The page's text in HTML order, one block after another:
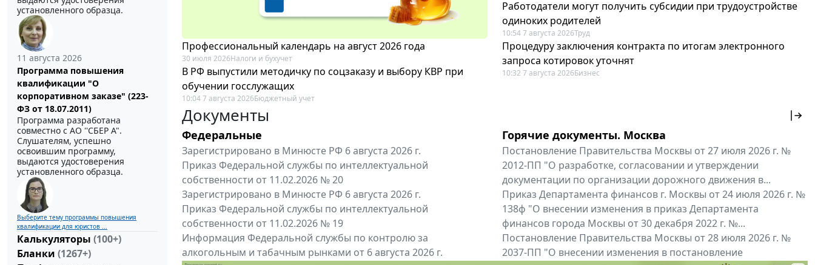
установленного образца.
11 августа 2026
Программа повышения
квалификации "О
корпоративном заказе" (223-
ФЗ от 18.07.2011)
Программа разработана
совместно с АО ''СБЕР А".
Слушателям, успешно
освоившим программу,
выдаются удостоверения
установленного образца.
Выберите тему программы повышения
квалификации для юристов ...
Калькуляторы (100+)
Бланки (1267+)
Профессиональный календарь на август 2026 года
30 июля 2026Налоги и бухучет
В РФ выпустили методичку по соцзаказу и выбору КВР при
обучении госслужащих
10:04 7 августа 2026Бюджетный учет
Работодатели могут получить субсидии при трудоустройстве
одиноких родителей
10:54 7 августа 2026Труд
Процедуру заключения контракта по итогам электронного
запроса котировок уточнят
10:32 7 августа 2026Бизнес
Документы
Федеральные
Зарегистрировано в Минюсте РФ 6 августа 2026 г.
Приказ Федеральной службы по интеллектуальной
собственности от 11.02.2026 № 20
Зарегистрировано в Минюсте РФ 6 августа 2026 г.
Приказ Федеральной службы по интеллектуальной
собственности от 11.02.2026 № 19
Информация Федеральной службы по контролю за
алкогольным и табачным рынками от 6 августа 2026 г.
Горячие документы. Москва
Постановление Правительства Москвы от 27 июля 2026 г. №
2012-ПП "О разработке, согласовании и утверждении
документации по организации дорожного движения в...
Приказ Департамента финансов г. Москвы от 24 июля 2026 г. №
138ф "О внесении изменения в приказ Департамента
финансов города Москвы от 30 декабря 2022 г. №...
Постановление Правительства Москвы от 28 июля 2026 г. №
2037-ПП "О внесении изменения в постановление